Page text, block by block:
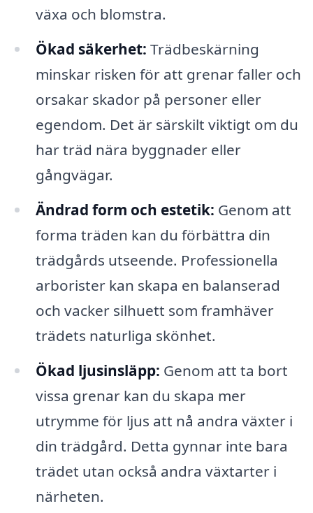
växa och blomstra.
Ökad säkerhet: Trädbeskärning
minskar risken för att grenar faller och
orsakar skador på personer eller
egendom. Det är särskilt viktigt om du
har träd nära byggnader eller
gångvägar.
Ändrad form och estetik: Genom att
forma träden kan du förbättra din
trädgårds utseende. Professionella
arborister kan skapa en balanserad
och vacker silhuett som framhäver
trädets naturliga skönhet.
Ökad ljusinsläpp: Genom att ta bort
vissa grenar kan du skapa mer
utrymme för ljus att nå andra växter i
din trädgård. Detta gynnar inte bara
trädet utan också andra växtarter i
närheten.